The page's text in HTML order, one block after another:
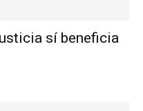
sí beneficia